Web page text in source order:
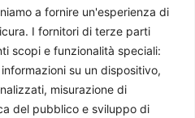
a fornire un'esperienza di
I fornitori di terze parti
scopi e funzionalità speciali:
su un dispositivo,
misurazione di
del pubblico e sviluppo di